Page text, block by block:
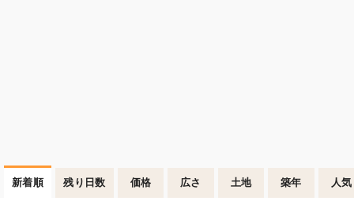
新着順 残り日数 価格 広さ 土地 築年 人気